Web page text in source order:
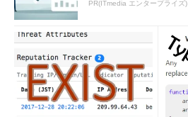
PR(ITmedia エンタープライズ)